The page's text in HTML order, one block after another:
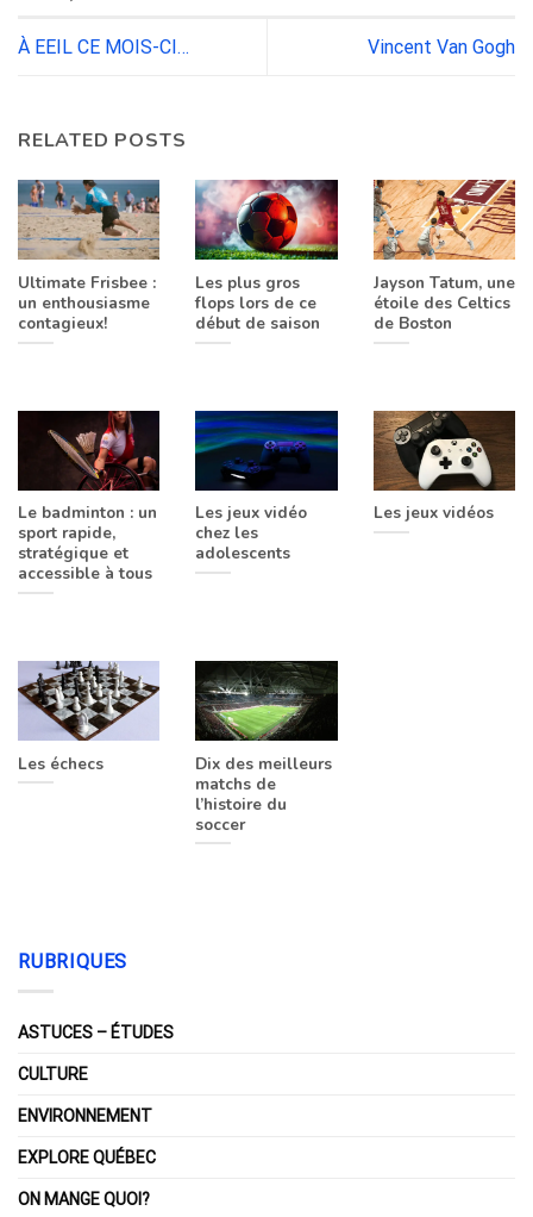
À EEIL CE MOIS-CI… Vincent Van Gogh
RELATED POSTS
Ultimate Frisbee :
un enthousiasme
contagieux!
Les plus gros
flops lors de ce
début de saison
Jayson Tatum, une
étoile des Celtics
de Boston
Le badminton : un
sport rapide,
stratégique et
accessible à tous
Les jeux vidéo
chez les
adolescents
Les jeux vidéos
Les échecs
Dix des meilleurs
matchs de
l’histoire du
soccer
RUBRIQUES
ASTUCES – ÉTUDES
CULTURE
ENVIRONNEMENT
EXPLORE QUÉBEC
ON MANGE QUOI?